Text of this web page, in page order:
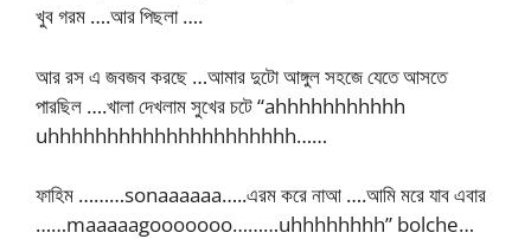
খুব গরম ….আর পিছলা ….
আর রস এ জবজব করছে …আমার দুটো আঙ্গুল সহজে যেতে আসতে
পারছিল ….খালা দেখলাম সুখের চটে “ahhhhhhhhhhh
uhhhhhhhhhhhhhhhhhhhhh……
ফাহিম ………sonaaaaaa…..এরম করে নাআ ….আমি মরে যাব এবার
……maaaaagooooooo………uhhhhhhhh” bolche…